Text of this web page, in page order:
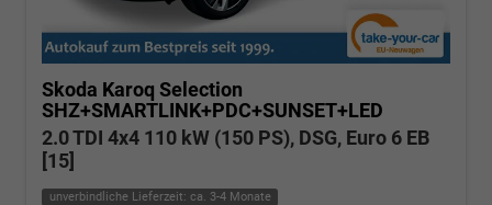
Skoda Karoq Selection
SHZ+SMARTLINK+PDC+SUNSET+LED
2.0 TDI 4x4 110 kW (150 PS), DSG, Euro 6 EB
[15]
unverbindliche Lieferzeit: ca. 3-4 Monate